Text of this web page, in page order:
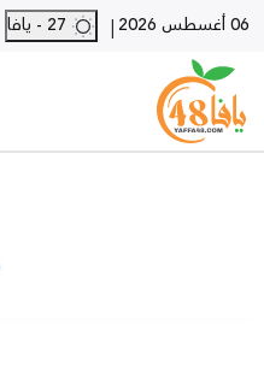
06 أغسطس 2026 |